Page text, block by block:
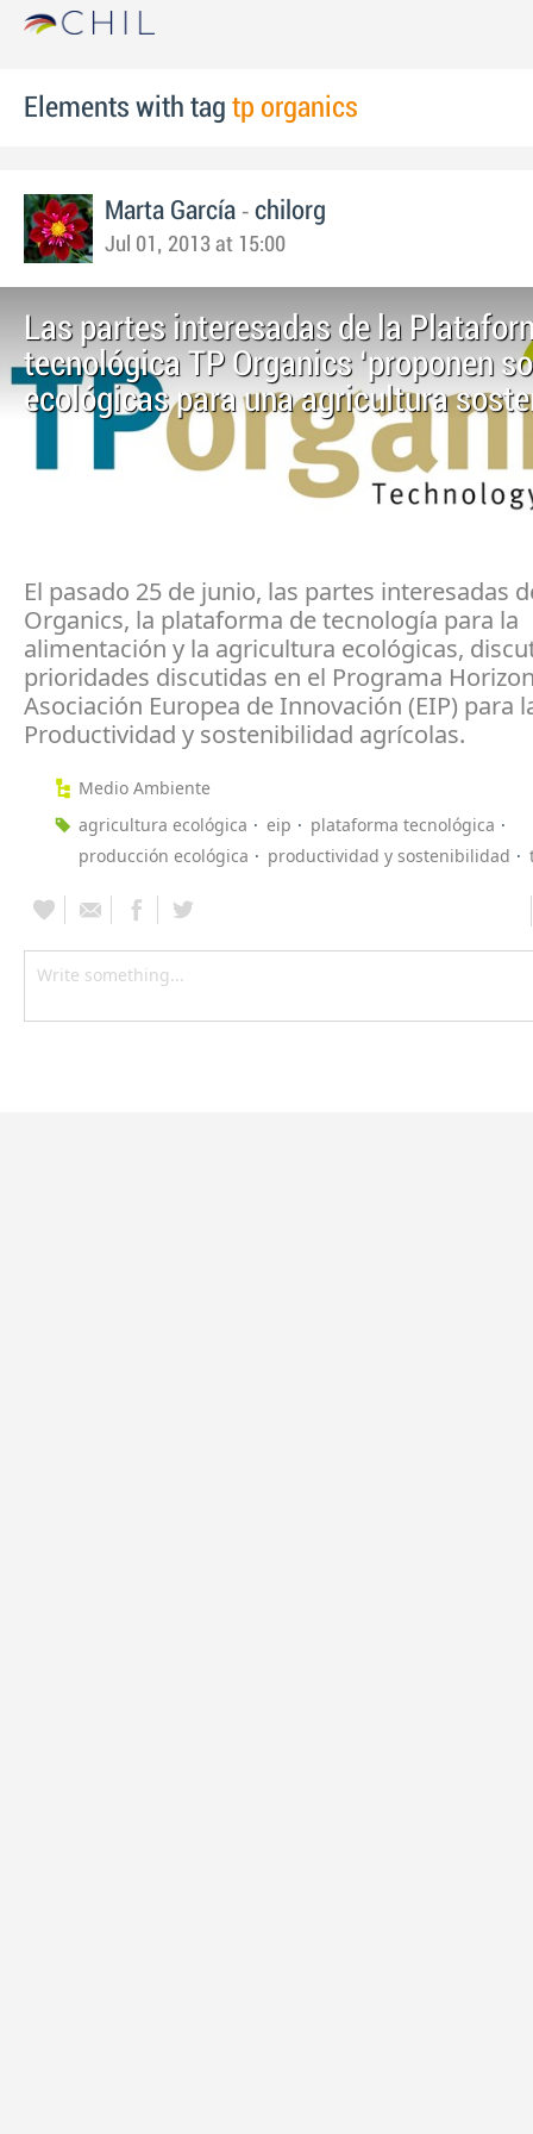
Elements with tag tp organics
Marta García - chilorg
Jul 01, 2013 at 15:00
Las partes interesadas de la
tecnológica TP Organics ‘proponen
ecológicas para una agricultura
El pasado 25 de junio, las partes interesadas
Organics, la plataforma de tecnología para la
alimentación y la agricultura ecológicas,
prioridades discutidas en el Programa
Asociación Europea de Innovación (EIP) para
Productividad y sostenibilidad agrícolas.
Medio Ambiente
agricultura ecológica
eip
plataforma tecnológica
producción ecológica
productividad y sostenibilidad